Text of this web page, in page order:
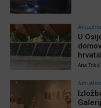
Aktualno
U
Ana Tokić
Aktualno